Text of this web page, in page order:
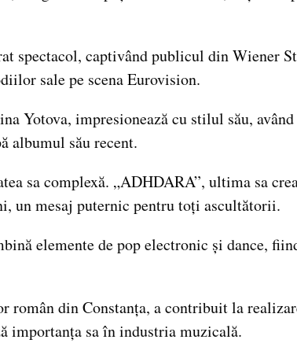
spectacol, captivând publicul din Wiener
sale pe scena Eurovision.
Yotova, impresionează cu stilul său,
albumul său recent.
sa complexă. „ADHDARA”, ultima sa
un mesaj puternic pentru toți ascultătorii.
elemente de pop electronic și dance,
român din Constanța, a contribuit la
importanța sa în industria muzicală.